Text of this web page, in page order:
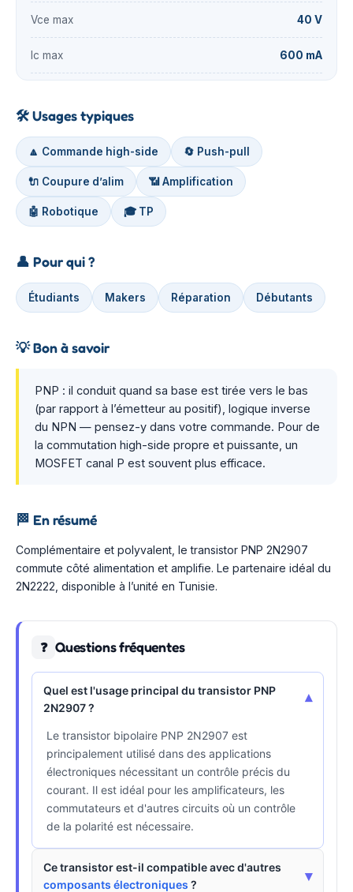
Vce max 40 V
Ic max 600 mA
🛠️Usages typiques
🔼 Commande high-side 🔄 Push-pull
🔌 Coupure d’alim 📶 Amplification
🤖 Robotique 🎓 TP
👤 Pour qui ?
Étudiants Makers Réparation Débutants
💡Bon à savoir
PNP : il conduit quand sa base est tirée vers le bas
(par rapport à l’émetteur au positif), logique inverse
du NPN — pensez-y dans votre commande. Pour de
la commutation high-side propre et puissante, un
MOSFET canal P est souvent plus efficace.
🏁 En résumé
Complémentaire et polyvalent, le transistor PNP 2N2907
commute côté alimentation et amplifie. Le partenaire idéal du
2N2222, disponible à l’unité en Tunisie.
❓ Questions fréquentes
Quel est l'usage principal du transistor PNP
2N2907 ?
▾
Le transistor bipolaire PNP 2N2907 est
principalement utilisé dans des applications
électroniques nécessitant un contrôle précis du
courant. Il est idéal pour les amplificateurs, les
commutateurs et d'autres circuits où un contrôle
de la polarité est nécessaire.
Ce transistor est-il compatible avec d'autres
composants électroniques ?
▾